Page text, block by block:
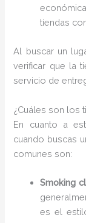
tiendas
Al buscar un
verificar que la
servicio de
¿Cuáles son los
En cuanto a
cuando buscas
comunes son:
Smoking
es el